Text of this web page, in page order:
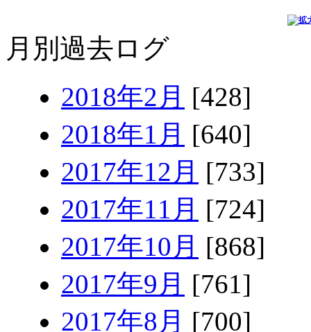
月別過去ログ
2018年2月 [428]
2018年1月 [640]
2017年12月 [733]
2017年11月 [724]
2017年10月 [868]
2017年9月 [761]
2017年8月 [700]